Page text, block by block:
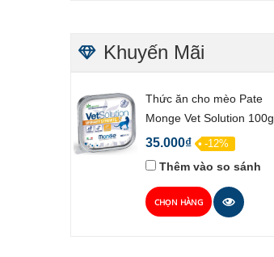
Khuyến Mãi
Thức ăn cho mèo Pate
Monge Vet Solution 100g
35.000₫ -12%
Thêm vào so sánh
CHỌN HÀNG